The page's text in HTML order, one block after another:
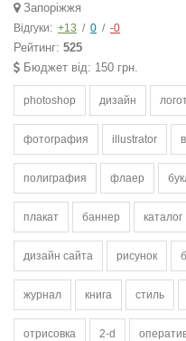
Запоріжжя
Відгуки: +13 / 0 / -0
Рейтинг: 525
Бюджет від: 150 грн.
photoshop дизайн
фотография illustrator
полиграфия флаер
плакат баннер каталог
дизайн сайта рисунок
журнал книга стиль
отрисовка 2-d